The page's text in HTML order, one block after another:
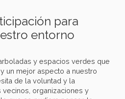
para
entorno
y espacios verdes que
un mejor aspecto a nuestro
de la voluntad y la
organizaciones y